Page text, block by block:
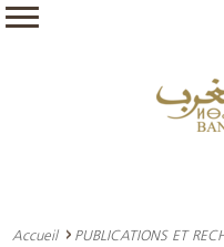
Accueil PUBLICATIONS ET